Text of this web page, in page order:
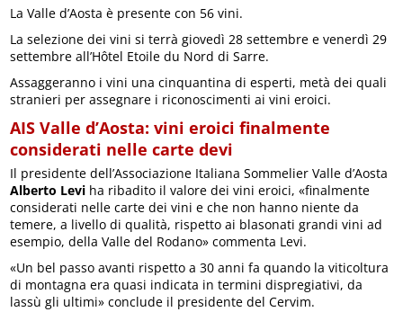
La Valle d’Aosta è presente con 56 vini.
La selezione dei vini si terrà giovedì 28 settembre e venerdì 29
settembre all’Hôtel Etoile du Nord di Sarre.
Assaggeranno i vini una cinquantina di esperti, metà dei quali
stranieri per assegnare i riconoscimenti ai vini eroici.
AIS Valle d’Aosta: vini eroici finalmente
considerati nelle carte devi
Il presidente dell’Associazione Italiana Sommelier Valle d’Aosta
Alberto Levi ha ribadito il valore dei vini eroici, «finalmente
considerati nelle carte dei vini e che non hanno niente da
temere, a livello di qualità, rispetto ai blasonati grandi vini ad
esempio, della Valle del Rodano» commenta Levi.
«Un bel passo avanti rispetto a 30 anni fa quando la viticoltura
di montagna era quasi indicata in termini dispregiativi, da
lassù gli ultimi» conclude il presidente del Cervim.